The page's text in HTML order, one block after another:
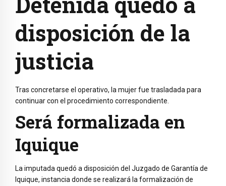
disposición de la
justicia
Tras concretarse el operativo, la mujer fue trasladada para
continuar con el procedimiento correspondiente.
Será formalizada en
Iquique
La imputada quedó a disposición del Juzgado de Garantía de
Iquique, instancia donde se realizará la formalización de